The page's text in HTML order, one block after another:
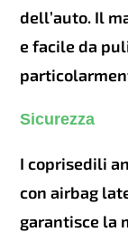
dell’auto. Il
e facile da
Sicurezza
I coprisedili
con airbag
garantisce la